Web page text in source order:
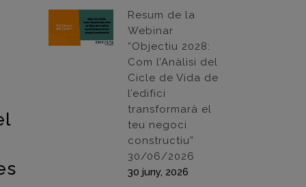
Resum de la
Webinar
“Objectiu 2028:
Com l’Anàlisi del
Cicle de Vida de
l’edifici
transformarà el
teu negoci
constructiu”
30/06/2026
30 juny, 2026